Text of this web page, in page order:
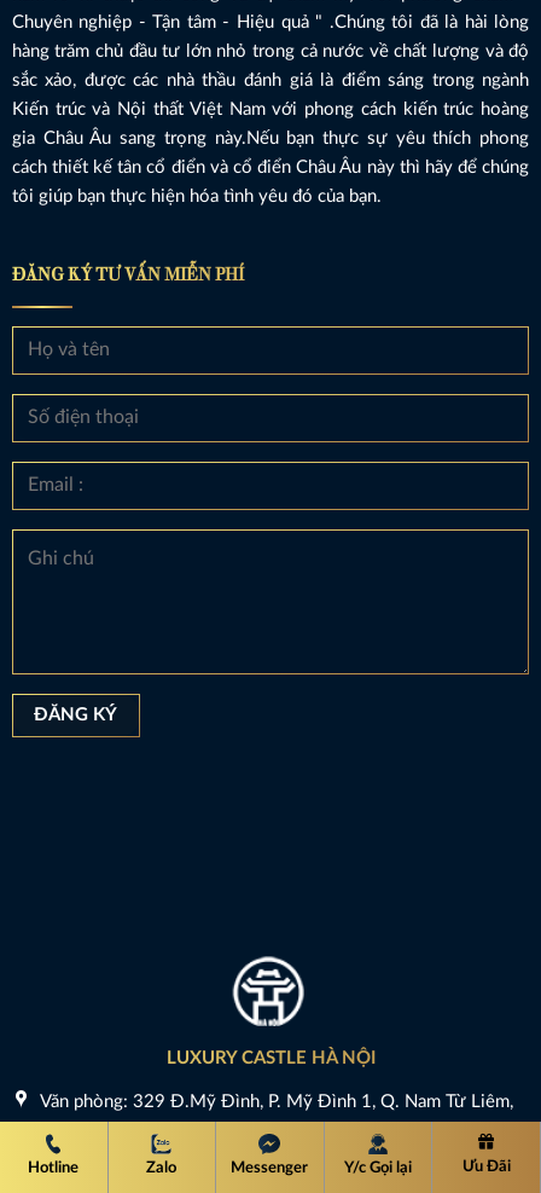
Hotline Zalo Messenger Y/c Gọi lại Ưu Đãi
Chuyên nghiệp - Tận tâm - Hiệu quả " .Chúng tôi đã là hài lòng
hàng trăm chủ đầu tư lớn nhỏ trong cả nước về chất lượng và độ
sắc xảo, được các nhà thầu đánh giá là điểm sáng trong ngành
Kiến trúc và Nội thất Việt Nam với phong cách kiến trúc hoàng
gia Châu Âu sang trọng này.Nếu bạn thực sự yêu thích phong
cách thiết kế tân cổ điển và cổ điển Châu Âu này thì hãy để chúng
tôi giúp bạn thực hiện hóa tình yêu đó của bạn.
ĐĂNG KÝ TƯ VẤN MIỄN PHÍ
LUXURY CASTLE HÀ NỘI
Văn phòng: 329 Đ.Mỹ Đình, P. Mỹ Đình 1, Q. Nam Từ Liêm,
Tp Hà Nội
Hotline : 0843 822 999